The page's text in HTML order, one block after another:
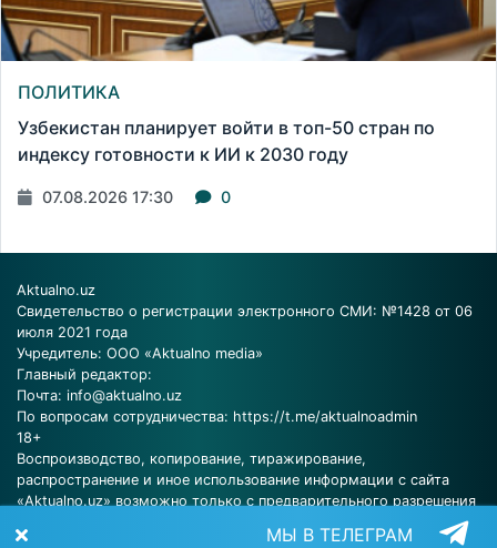
ПОЛИТИКА
Узбекистан планирует войти в топ-50 стран по
индексу готовности к ИИ к 2030 году
07.08.2026 17:30 0
Aktualno.uz
Свидетельство о регистрации электронного СМИ: №1428 от 06
июля 2021 года
Учредитель: ООО «Aktualno media»
Главный редактор:
Почта: info@aktualno.uz
По вопросам сотрудничества: https://t.me/aktualnoadmin
18+
Воспроизводство, копирование, тиражирование,
распространение и иное использование информации с сайта
«Aktualno.uz» возможно только с предварительного разрешения
МЫ В ТЕЛЕГРАМ